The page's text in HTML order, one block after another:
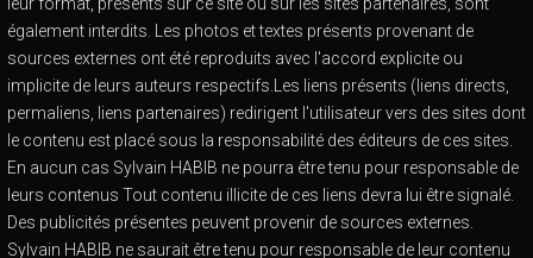
leur format, présents sur ce site ou sur les sites partenaires, sont
également interdits. Les photos et textes présents provenant de
sources externes ont été reproduits avec l'accord explicite ou
implicite de leurs auteurs respectifs.Les liens présents (liens directs,
permaliens, liens partenaires) redirigent l'utilisateur vers des sites dont
le contenu est placé sous la responsabilité des éditeurs de ces sites.
En aucun cas Sylvain HABIB ne pourra être tenu pour responsable de
leurs contenus Tout contenu illicite de ces liens devra lui être signalé.
Des publicités présentes peuvent provenir de sources externes.
Sylvain HABIB ne saurait être tenu pour responsable de leur contenu